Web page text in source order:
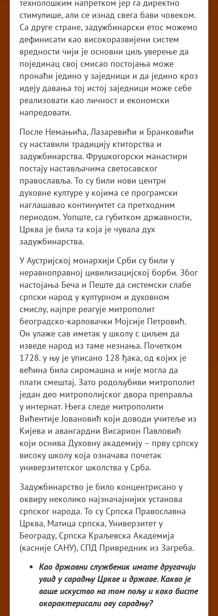
технолошким напретком јер га директно
стимулише, али се изнад свега бави човеком.
Са друге стране, задужбинарски етос можемо
дефинисати као високоразвијени систем
вредности чији је основни циљ уверење да
појединац свој смисао постојања може
пронаћи једино у заједници и да једино кроз
идеју давања тој истој заједници може себе
реализовати као личност и економски
напредовати.
После Немањића, Лазаревићи и Бранковићи
су наставили традицију ктиторства и
задужбинарства. Фрушкогорски манастири
постају настављачима светосавског
православља. То су били нови центри
духовне културе у којима се програмски
наглашавао континуитет са претходним
периодом. Уопште, са губитком државности,
Црква је била та која је чувала дух
задужбинарства.
У Аустријској монархији Срби су били у
неравноправној цивилизацијској борби. Због
настојања Беча и Пеште да системски слабе
српски народ у културном и духовном
смислу, најпре реагује митрополит
београдско-карловачки Мојсије Петровић.
Он улаже сав иметак у школу с циљем да
изведе народ из таме незнања. Почетком
1728. у њу је уписано 128 ђака, од којих је
већина била сиромашна и није могла да
плати смештај. Зато родољубиви митрополит
један део митрополијског двора преправља
у интернат. Њега следе митрополити
Вићентије Јовановић који доводи учитеље из
Кијева и авангардни Висарион Павловић
који оснива Духовну академију – прву српску
високу школу која означава почетак
универзитетског школства у Срба.
Задужбинарство је било концентрисано у
оквиру неколико најзначајнијих установа
српског народа. То су Српска Православна
Црква, Матица српска, Универзитет у
Београду, Српска Краљевска Академија
(касније САНУ), СПД Привредник из Загреба.
Као државни службеник имате другачији
увид у сарадњу Цркве и државе. Какво је
ваше искуство на том пољу и како бисте
окарактерисали ову сарадњу?